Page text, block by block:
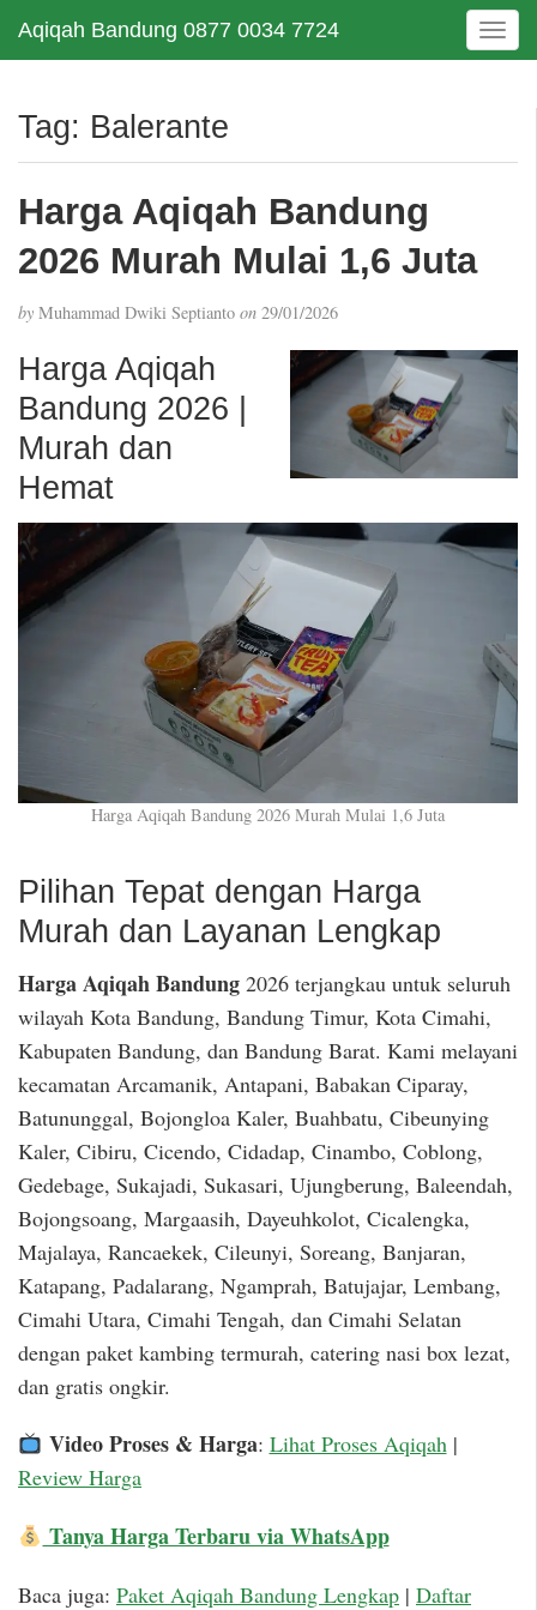
Aqiqah Bandung 0877 0034 7724
T
o
e
t
Tag: Balerante
Harga Aqiqah Bandung
2026 Murah Mulai 1,6 Juta
by Muhammad Dwiki Septianto on 29/01/2026
Harga Aqiqah
Bandung 2026 |
Murah dan
Hemat
Harga Aqiqah Bandung 2026 Murah Mulai 1,6 Juta
Pilihan Tepat dengan Harga
Murah dan Layanan Lengkap
Harga Aqiqah Bandung 2026 terjangkau untuk seluruh
wilayah Kota Bandung, Bandung Timur, Kota Cimahi,
Kabupaten Bandung, dan Bandung Barat. Kami melayani
kecamatan Arcamanik, Antapani, Babakan Ciparay,
Batununggal, Bojongloa Kaler, Buahbatu, Cibeunying
Kaler, Cibiru, Cicendo, Cidadap, Cinambo, Coblong,
Gedebage, Sukajadi, Sukasari, Ujungberung, Baleendah,
Bojongsoang, Margaasih, Dayeuhkolot, Cicalengka,
Majalaya, Rancaekek, Cileunyi, Soreang, Banjaran,
Katapang, Padalarang, Ngamprah, Batujajar, Lembang,
Cimahi Utara, Cimahi Tengah, dan Cimahi Selatan
dengan paket kambing termurah, catering nasi box lezat,
dan gratis ongkir.
Video Proses & Harga: Lihat Proses Aqiqah|
Review Harga
Tanya Harga Terbaru via WhatsApp
Baca juga: Paket Aqiqah Bandung Lengkap | Daftar